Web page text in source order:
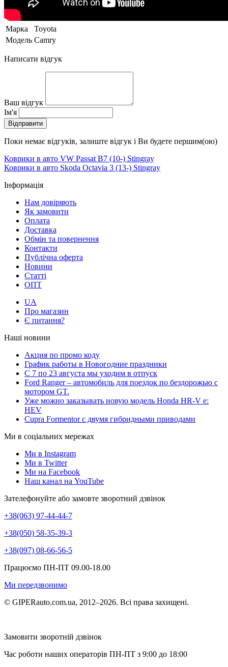
Марка
Toyota
Модель Camry
Написати відгук
Ваш відгук
Ім'я
Відправити
Поки немає відгуків, залиште відгук і Ви будете першим(ою)
Коврики в авто VW Passat B7 (10-) Stingray
Коврики в авто Skoda Octavia 3 (13-) Stingray
Інформація
Нам довіряють
Як замовити
Оплата
Доставка
Обмін та повернення
Контакти
Публічна оферта
Новини
Статті
ОПТ
UA
Про магазин
Є питання?
Наші новини
Акция по промо коду
График работы в Новогодние праздники
С 7 по 23 августа мы уходим в отпуск
Ford Ranger – автомобиль для поездок по бездорожью с
мотором GT.
Уже можно заказывать новую модель Honda HR-V e:
HEV
Cupra Formentor с двумя гибридными приводами
Ми в соціальних мережах
Ми в Instagram
Ми в Twitter
Ми на Facebook
Наш канал на YouTube
Зателефонуйте або замовте зворотний дзвінок
+38(063) 97-44-44-7
+38(050) 58-35-39-3
+38(097) 08-66-56-5
Працюємо ПН-ПТ 09.00-18.00
Ми передзвонимо
© GIPERauto.com.ua, 2012–2026. Всі права захищені.
Замовити зворотній дзвінок
Час роботи наших операторів ПН-ПТ з 9:00 до 18:00